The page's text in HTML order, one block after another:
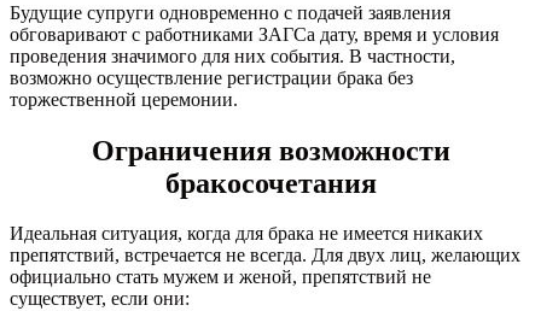
Будущие супруги одновременно с подачей заявления
обговаривают с работниками ЗАГСа дату, время и условия
проведения значимого для них события. В частности,
возможно осуществление регистрации брака без
торжественной церемонии.
Ограничения возможности
бракосочетания
Идеальная ситуация, когда для брака не имеется никаких
препятствий, встречается не всегда. Для двух лиц, желающих
официально стать мужем и женой, препятствий не
существует, если они: